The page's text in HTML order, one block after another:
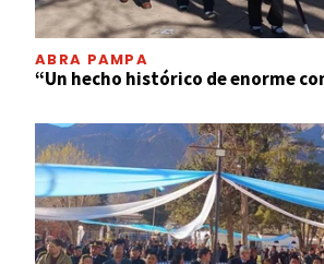
ABRA PAMPA
“Un hecho histórico de enorme